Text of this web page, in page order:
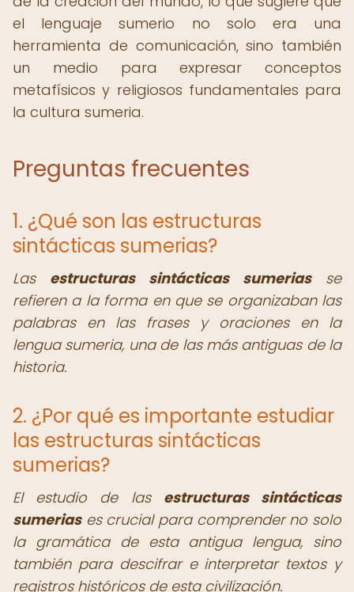
el lenguaje sumerio no solo era una
herramienta de comunicación, sino también
un medio para expresar conceptos
metafísicos y religiosos fundamentales para
la cultura sumeria.
Preguntas frecuentes
1. ¿Qué son las estructuras
sintácticas sumerias?
Las estructuras sintácticas sumeriasse
refieren a la forma en que se organizaban las
palabras en las frases y oraciones en la
lengua sumeria, una de las más antiguas de la
historia.
2. ¿Por qué es importante estudiar
las estructuras sintácticas
sumerias?
El estudio de las estructuras sintácticas
sumeriases crucial para comprender no solo
la gramática de esta antigua lengua, sino
también para descifrar e interpretar textos y
registros históricos de esta civilización.